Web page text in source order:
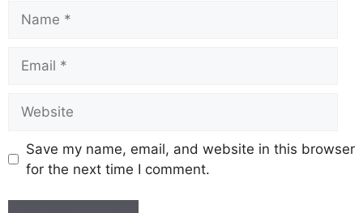
Save my name, email, and website in this browser
for the next time I comment.